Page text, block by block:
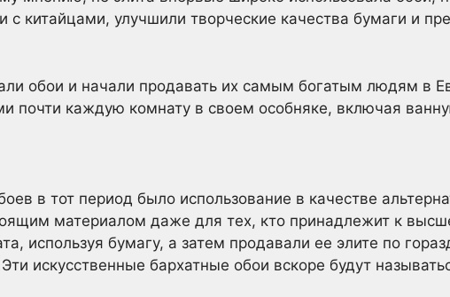
с китайцами, улучшили творческие качества бумаги и
обои и начали продавать их самым богатым людям в
почти каждую комнату в своем особняке, включая
в тот период было использование в качестве
материалом даже для тех, кто принадлежит к
используя бумагу, а затем продавали ее элите по
искусственные бархатные обои вскоре будут